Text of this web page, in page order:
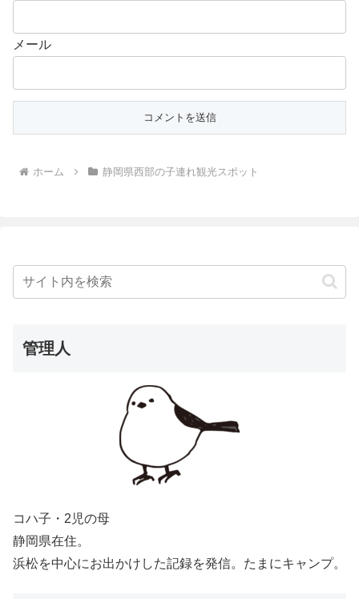
メール
ホーム 静岡県西部の子連れ観光スポット
管理人
コハ子・2児の母
静岡県在住。
浜松を中心にお出かけした記録を発信。たまにキャンプ。